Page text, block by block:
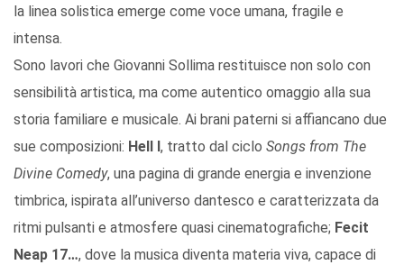
la linea solistica emerge come voce umana, fragile e
intensa.
Sono lavori che Giovanni Sollima restituisce non solo con
sensibilità artistica, ma come autentico omaggio alla sua
storia familiare e musicale. Ai brani paterni si affiancano due
sue composizioni: Hell I , tratto dal ciclo Songs from The
Divine Comedy, una pagina di grande energia e invenzione
timbrica, ispirata all’universo dantesco e caratterizzata da
ritmi pulsanti e atmosfere quasi cinematografiche; Fecit
Neap 17…, dove la musica diventa materia viva, capace di